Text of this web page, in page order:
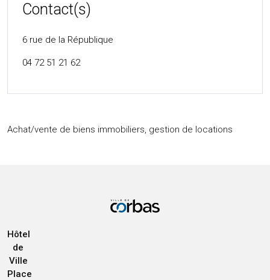
Contact(s)
6 rue de la République
04 72 51 21 62
Achat/vente de biens immobiliers, gestion de locations
Hôtel
de
Ville
Place